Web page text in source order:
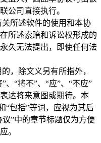
公司直接执行。
所述软件的使用和本协
所述索赔和诉讼权形成的
久无法提出，即使任何法
，除文义另有所指外，
、“将不”、“应”、“不应”
达将来意图或期待。本
“包括”等词，应视为其后
议”中的章节标题仅为方便
。